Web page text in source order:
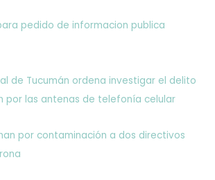
pedido de informacion publica
de Tucumán ordena investigar el delito
por las antenas de telefonía celular
por contaminación a dos directivos